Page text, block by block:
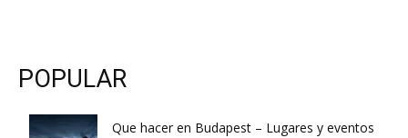
POPULAR
Que hacer en Budapest – Lugares y eventos